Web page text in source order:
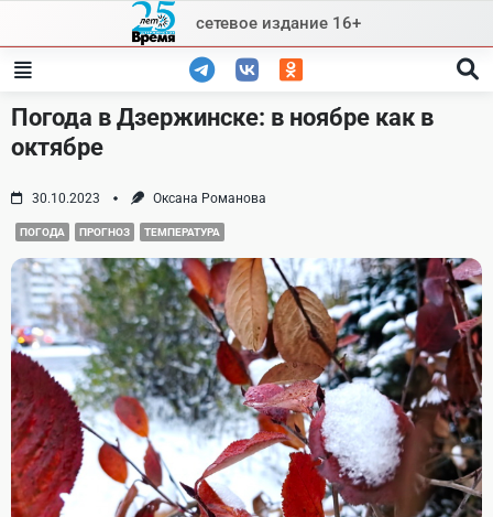
content
сетевое издание 16+
Погода в Дзержинске: в ноябре как в
октябре
30.10.2023 Оксана Романова
ПОГОДА ПРОГНОЗ ТЕМПЕРАТУРА